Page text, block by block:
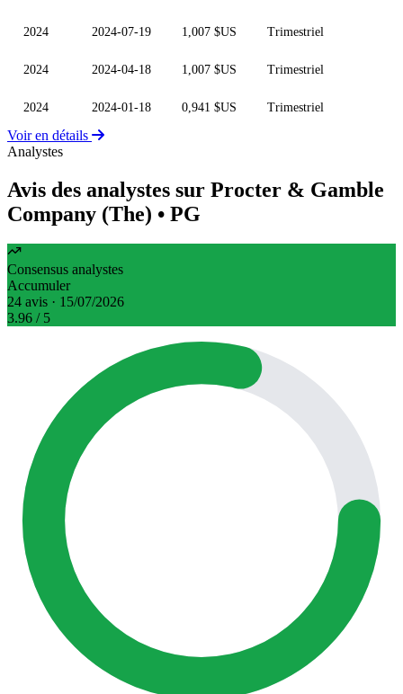
2024 2024-07-19 1,007 $US Trimestriel
2024 2024-04-18 1,007 $US Trimestriel
2024 2024-01-18 0,941 $US Trimestriel
Voir en détails
Analystes
Avis des analystes sur Procter & Gamble
Company (The) • PG
Consensus analystes
Accumuler
24 avis · 15/07/2026
3.96 / 5